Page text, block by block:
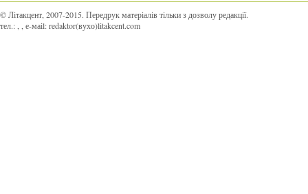
© Літакцент, 2007-2015. Передрук матеріалів тільки з дозволу редакції.
тел.:
, е-маіl:redaktor(вухо)litakcent.com